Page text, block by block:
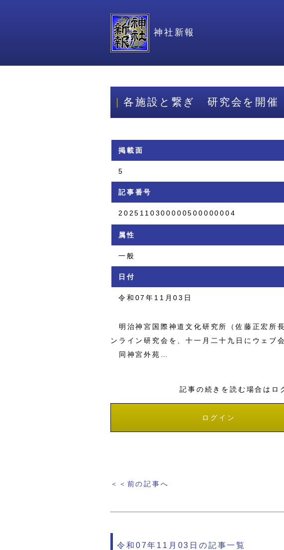
神社新報
各施設と繋ぎ 研究会を開
掲載面
5
記事番号
2025110300000500000004
属性
一般
日付
令和07年11月03日
明治神宮国際神道文化研究所（佐藤正宏所
ンライン研究会を、十一月二十九日にウェブ
同神宮外苑…
記事の続きを読む場合はロ
ログイン
＜＜前の記事へ
令和07年11月03日の記事一覧